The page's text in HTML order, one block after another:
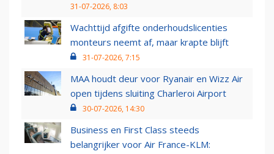
31-07-2026, 8:03
Wachttijd afgifte onderhoudslicenties
monteurs neemt af, maar krapte blijft
31-07-2026, 7:15
MAA houdt deur voor Ryanair en Wizz Air
open tijdens sluiting Charleroi Airport
30-07-2026, 14:30
Business en First Class steeds
belangrijker voor Air France-KLM: